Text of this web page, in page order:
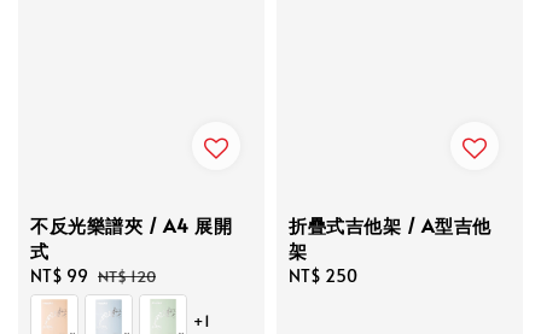
不反光樂譜夾 / A4 展開
式
Sale
price
NT$ 99 Regular
price
NT$ 120
+1
折疊式吉他架 / A型吉他
架
Regular
NT$ 250